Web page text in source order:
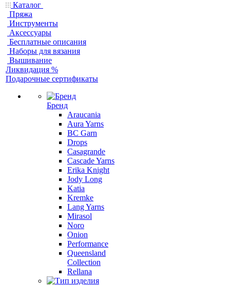
Каталог
Пряжа
Инструменты
Аксессуары
Бесплатные описания
Наборы для вязания
Вышивание
Ликвидация %
Подарочные сертификаты
Бренд
Araucania
Aura Yarns
BC Garn
Drops
Casagrande
Cascade Yarns
Erika Knight
Jody Long
Katia
Kremke
Lang Yarns
Mirasol
Noro
Onion
Performance
Queensland
Collection
Rellana